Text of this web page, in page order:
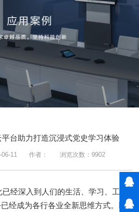
台助力打造沉浸式党史学习体验
06-11 作者： 浏览次数：9902
经深入到人们的生活、学习、工作
经成为各行各业全新思维方式。以